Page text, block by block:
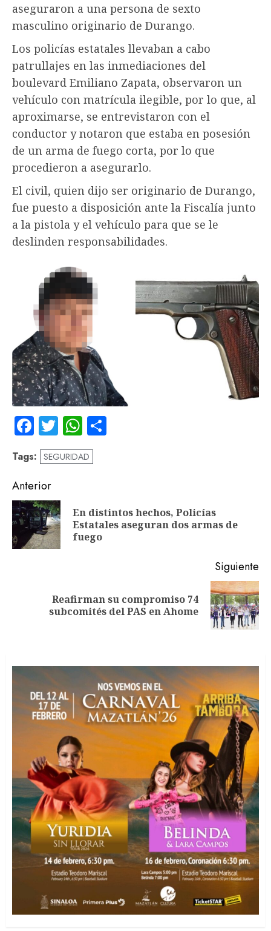
aseguraron a una persona de sexto
masculino originario de Durango.
Los policías estatales llevaban a cabo
patrullajes en las inmediaciones del
boulevard Emiliano Zapata, observaron un
vehículo con matrícula ilegible, por lo que, al
aproximarse, se entrevistaron con el
conductor y notaron que estaba en posesión
de un arma de fuego corta, por lo que
procedieron a asegurarlo.
El civil, quien dijo ser originario de Durango,
fue puesto a disposición ante la Fiscalía junto
a la pistola y el vehículo para que se le
deslinden responsabilidades.
Facebook
TwitterWhatsApp
Tags: SEGURIDAD
Navegación
de
entradas
Anterior
En distintos hechos, Policías
Estatales aseguran dos armas de
fuego
Siguiente
Siguiente
entrada:
Reafirman su compromiso 74
subcomités del PAS en Ahome